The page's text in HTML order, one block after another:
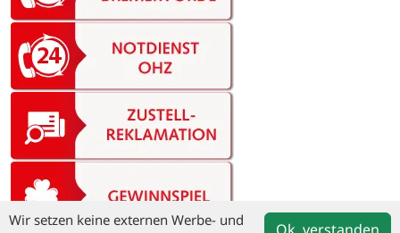
Wir setzen keine externen Werbe- und